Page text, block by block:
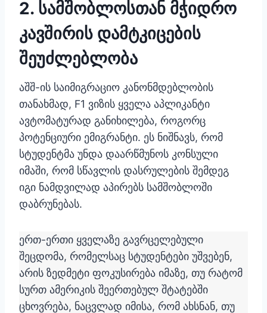
2. სამშობლოსთან მჭიდრო
კავშირის დამტკიცების
შეუძლებლობა
აშშ-ის საიმიგრაციო კანონმდებლობის
თანახმად, F1 ვიზის ყველა აპლიკანტი
ავტომატურად განიხილება, როგორც
პოტენციური ემიგრანტი. ეს ნიშნავს, რომ
სტუდენტმა უნდა დაარწმუნოს კონსული
იმაში, რომ სწავლის დასრულების შემდეგ
იგი ნამდვილად აპირებს სამშობლოში
დაბრუნებას.
ერთ-ერთი ყველაზე გავრცელებული
შეცდომა, რომელსაც სტუდენტები უშვებენ,
არის ზედმეტი ფოკუსირება იმაზე, თუ რატომ
სურთ ამერიკის შეერთებულ შტატებში
ცხოვრება, ნაცვლად იმისა, რომ ახსნან, თუ